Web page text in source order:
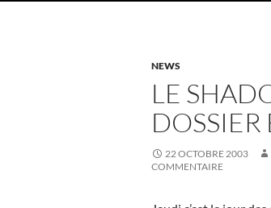
NEWS
LE
22 OCTOBRE 2003
COMMENTAIRE